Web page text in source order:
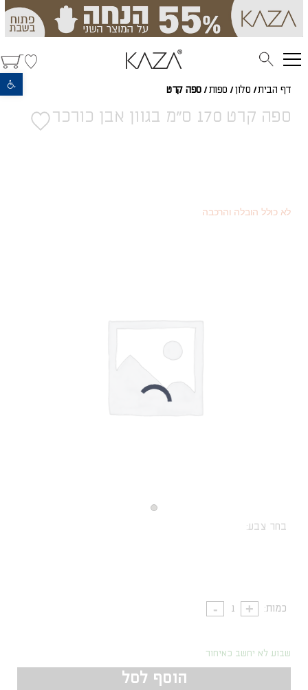
פתח סרגל נגישות
דף הבית/ סלון / ספות / ספה קרט
ספה קרט 170 ס"מ בגוון אבן כורכר
לא כולל הובלה והרכבה
בחר צבע:
כמות:
שבוע לא יחשב כאיחור
הוסף לסל